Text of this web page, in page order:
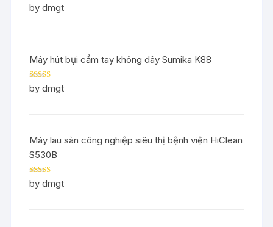
Rated5out
of 5
by dmgt
Máy hút bụi cầm tay không dây Sumika K88
Rated5out
of 5
by dmgt
Máy lau sàn công nghiệp siêu thị bệnh viện HiClean
S530B
Rated5out
of 5
by dmgt